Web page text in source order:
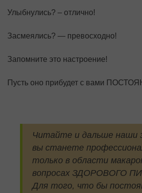
Улыбнулись? – отлично!
Засмеялись? — превосходно!
Запомните это настроение!
Пусть оно прибудет с вами
Читайте и дальше наши
вы станете
только в области
вопросах ЗДОРОВОГО
Для того, что бы